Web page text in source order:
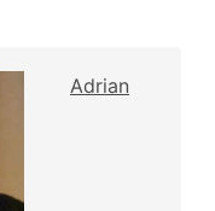
Adrian